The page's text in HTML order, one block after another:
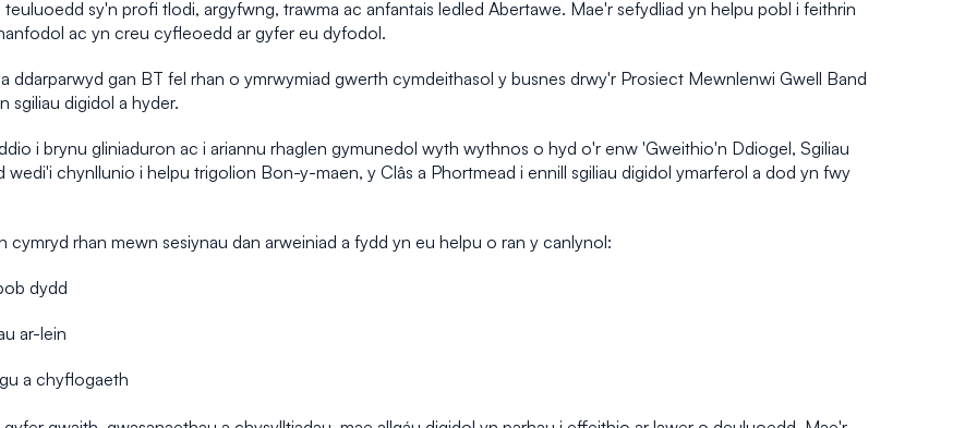
sy'n profi tlodi, argyfwng, trawma ac anfantais ledled Abertawe. Mae'r sefydliad yn helpu pobl i feithrin
ac yn creu cyfleoedd ar gyfer eu dyfodol.
ddarparwyd gan BT fel rhan o ymrwymiad gwerth cymdeithasol y busnes drwy'r Prosiect Mewnlenwi Gwell Band
sgiliau digidol a hyder.
i brynu gliniaduron ac i ariannu rhaglen gymunedol wyth wythnos o hyd o'r enw 'Gweithio'n Ddiogel, Sgiliau
chynllunio i helpu trigolion Bon-y-maen, y Clâs a Phortmead i ennill sgiliau digidol ymarferol a dod yn fwy
rhan mewn sesiynau dan arweiniad a fydd yn eu helpu o ran y canlynol:
dydd
ar-lein
a chyflogaeth